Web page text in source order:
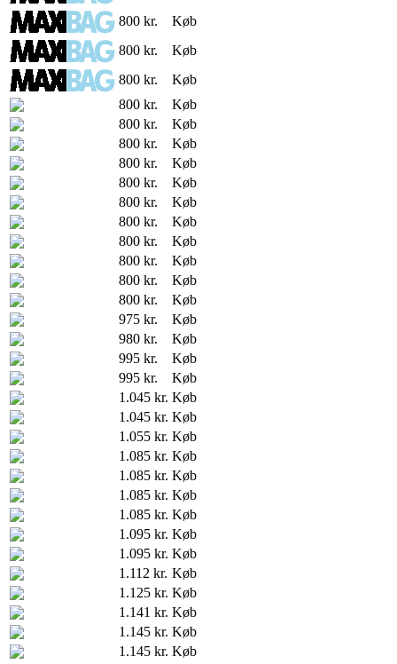
800 kr.
Køb
800 kr.
Køb
800 kr.
Køb
800 kr.
Køb
800 kr.
Køb
800 kr.
Køb
800 kr.
Køb
800 kr.
Køb
800 kr.
Køb
800 kr.
Køb
800 kr.
Køb
800 kr.
Køb
800 kr.
Køb
800 kr.
Køb
975 kr.
Køb
980 kr.
Køb
995 kr.
Køb
995 kr.
Køb
1.045 kr. Køb
1.045 kr. Køb
1.055 kr. Køb
1.085 kr. Køb
1.085 kr. Køb
1.085 kr. Køb
1.085 kr. Køb
1.095 kr. Køb
1.095 kr. Køb
1.112 kr. Køb
1.125 kr. Køb
1.141 kr. Køb
1.145 kr. Køb
1.145 kr. Køb